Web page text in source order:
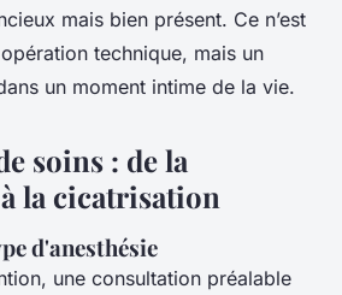
mais bien présent. Ce n’est
technique, mais un
un moment intime de la vie.
soins : de la
la cicatrisation
d'anesthésie
une consultation préalable